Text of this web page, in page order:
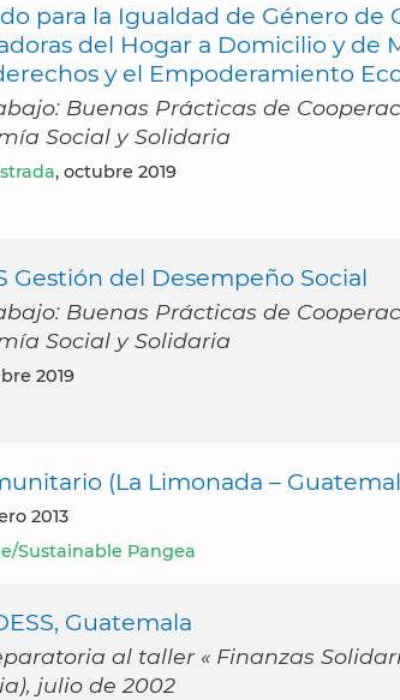
para la Igualdad de Género de
del Hogar a Domicilio y de
y el Empoderamiento
Buenas Prácticas de
Social y Solidaria
, octubre 2019
Gestión del Desempeño Social
Buenas Prácticas de
Social y Solidaria
2019
(La Limonada –
2013
Sustainable Pangea
Guatemala
al taller « Finanzas
julio de 2002